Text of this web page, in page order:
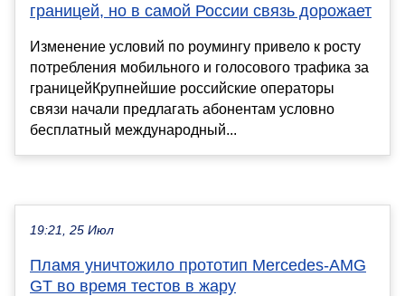
границей, но в самой России связь дорожает
Изменение условий по роумингу привело к росту
потребления мобильного и голосового трафика за
границейКрупнейшие российские операторы
связи начали предлагать абонентам условно
бесплатный международный...
19:21, 25 Июл
Пламя уничтожило прототип Mercedes-AMG
GT во время тестов в жару